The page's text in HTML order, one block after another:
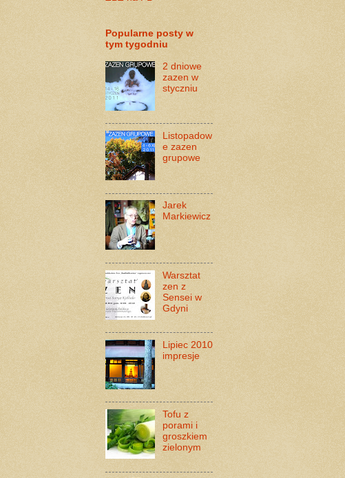
Popularne posty w
tym tygodniu
2 dniowe
zazen w
styczniu
Listopadow
e zazen
grupowe
Jarek
Markiewicz
Warsztat
zen z
Sensei w
Gdyni
Lipiec 2010
impresje
Tofu z
porami i
groszkiem
zielonym